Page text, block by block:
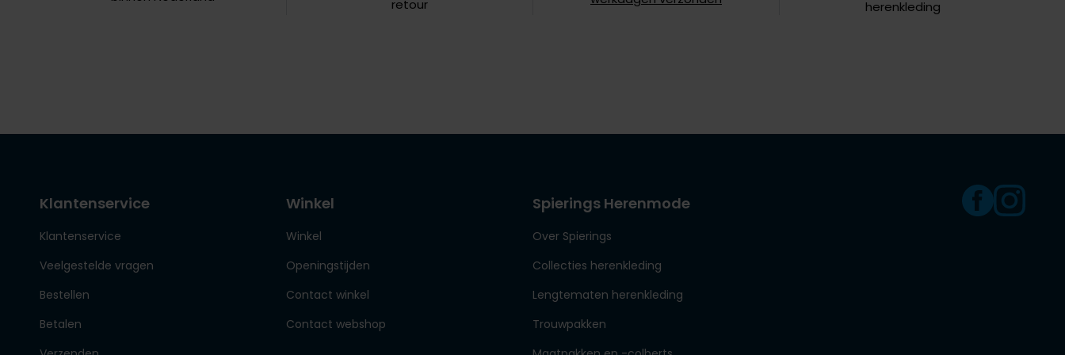
retour
herenkleding
Klantenservice
Klantenservice
Veelgestelde vragen
Bestellen
Betalen
Winkel
Winkel
Openingstijden
Contact winkel
Contact webshop
Spierings Herenmode
Over Spierings
Collecties herenkleding
Lengtematen herenkleding
Trouwpakken